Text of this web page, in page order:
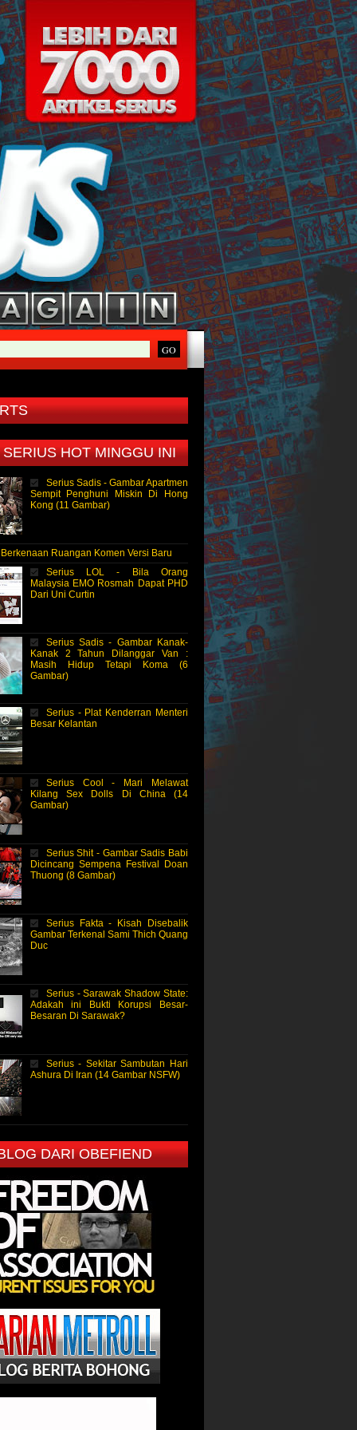
HOT MINGGU INI
Serius Sadis - Gambar Apartmen
Sempit Penghuni Miskin Di Hong
Kong (11 Gambar)
Ruangan Komen Versi Baru
Serius LOL - Bila Orang
Malaysia EMO Rosmah Dapat PHD
Dari Uni Curtin
Serius Sadis - Gambar Kanak-
Kanak 2 Tahun Dilanggar Van :
Masih Hidup Tetapi Koma (6
Gambar)
Serius - Plat Kenderran Menteri
Besar Kelantan
Serius Cool - Mari Melawat
Kilang Sex Dolls Di China (14
Gambar)
Serius Shit - Gambar Sadis Babi
Dicincang Sempena Festival Doan
Thuong (8 Gambar)
Serius Fakta - Kisah Disebalik
Gambar Terkenal Sami Thich Quang
Duc
Serius - Sarawak Shadow State:
Adakah ini Bukti Korupsi Besar-
Besaran Di Sarawak?
Serius - Sekitar Sambutan Hari
Ashura Di Iran (14 Gambar NSFW)
DARI OBEFIEND